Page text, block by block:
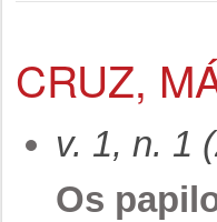
CRUZ,
v. 1, n. 1
Os